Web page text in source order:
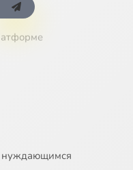
нуждающимся